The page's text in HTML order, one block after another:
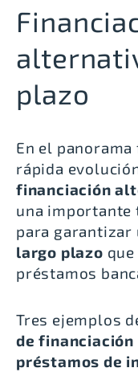
plazo
En el
rápida
financiación
una importante
para garantizar
largo plazo
préstamos
Tres ejemplos
de
préstamos de